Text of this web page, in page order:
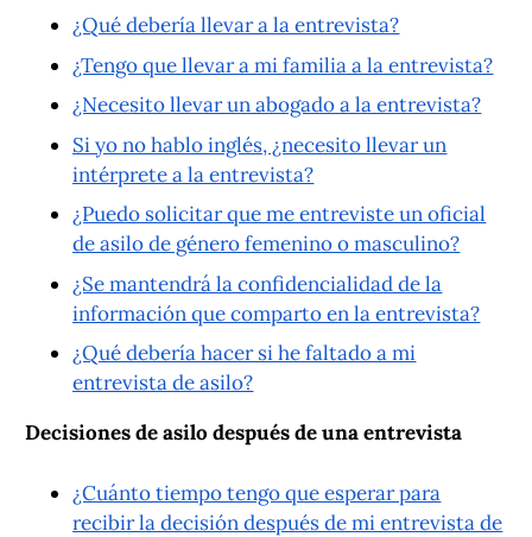
¿Qué debería llevar a la entrevista?
¿Tengo que llevar a mi familia a la entrevista?
¿Necesito llevar un abogado a la entrevista?
Si yo no hablo inglés, ¿necesito llevar un
intérprete a la entrevista?
¿Puedo solicitar que me entreviste un oficial
de asilo de género femenino o masculino?
¿Se mantendrá la confidencialidad de la
información que comparto en la entrevista?
¿Qué debería hacer si he faltado a mi
entrevista de asilo?
Decisiones de asilo después de una entrevista
¿Cuánto tiempo tengo que esperar para
recibir la decisión después de mi entrevista de